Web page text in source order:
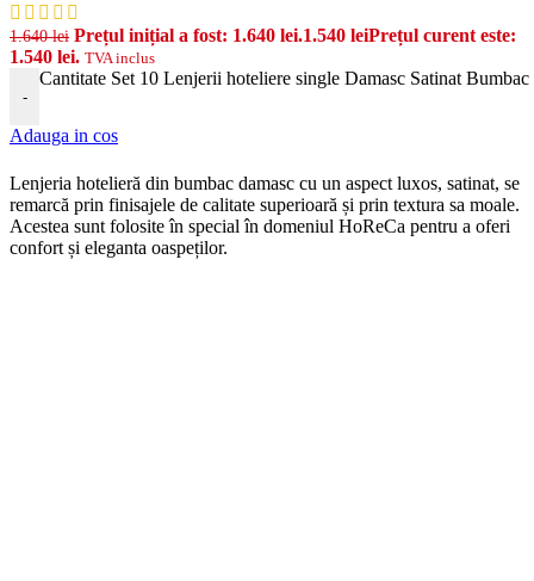
1.640lei Prețul inițial a fost: 1.640 lei.1.540 leiPrețul curent este:
1.540 lei. TVA inclus
-
Cantitate Set 10 Lenjerii hoteliere single Damasc Satinat
Adauga in cos
Lenjeria hotelieră din bumbac damasc cu un aspect luxos, satinat, se
remarcă prin finisajele de calitate superioară și prin textura sa moale.
Acestea sunt folosite în special în domeniul HoReCa pentru a oferi
confort și eleganta oaspeților.